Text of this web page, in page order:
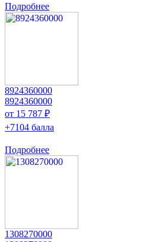
Подробнее
8924360000
8924360000
от 15 787 ₽
+7104 балла
Подробнее
1308270000